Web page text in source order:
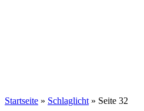
Startseite » Schlaglicht » Seite 32